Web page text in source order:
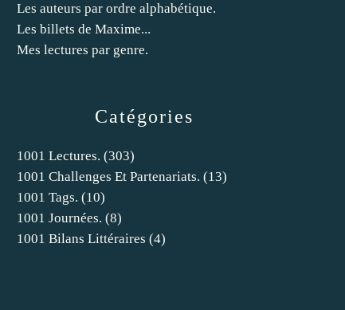
Catégories
1001 Lectures. (303)
1001 Challenges Et Partenariats. (13)
1001 Tags. (10)
1001 Journées. (8)
1001 Bilans Littéraires (4)
Les auteurs par ordre alphabétique.
Les billets de Maxime...
Mes lectures par genre.